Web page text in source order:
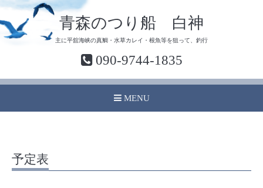
青森のつり船 白神
主に平舘海峡の真鯛・水草カレイ・根魚等を狙って、釣行
090-9744-1835
MENU
予定表